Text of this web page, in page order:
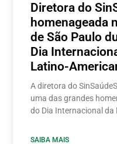
Diretora do
homenageada
de São Paulo
Dia
Latino-
A diretora do
uma das grandes
do Dia Internacional da
SAIBA MAIS